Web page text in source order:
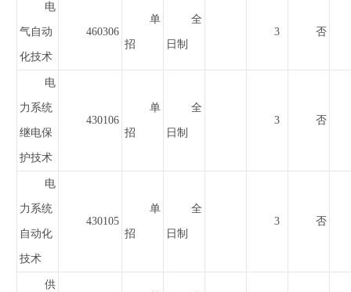
电
气自动
化技术
460306
单
招
全
日制
3 否
电
力系统
继电保
护技术
430106
单
招
全
日制
3 否
电
力系统
自动化
技术
430105
单
招
全
日制
3 否
供